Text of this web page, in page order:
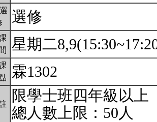
選修
星期二
霖1302
限學士班四年級以上
總人數上限：50人